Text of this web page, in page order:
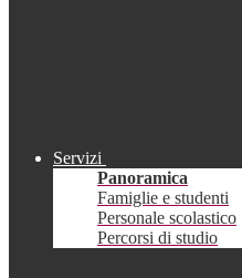
Servizi
Panoramica
Famiglie e studenti
Personale scolastico
Percorsi di studio